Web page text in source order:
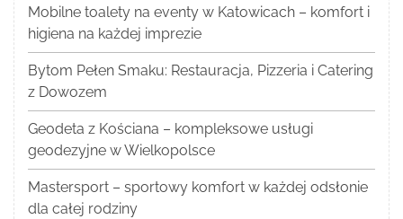
Mobilne toalety na eventy w Katowicach – komfort i
higiena na każdej imprezie
Bytom Pełen Smaku: Restauracja, Pizzeria i Catering
z Dowozem
Geodeta z Kościana – kompleksowe usługi
geodezyjne w Wielkopolsce
Mastersport – sportowy komfort w każdej odsłonie
dla całej rodziny